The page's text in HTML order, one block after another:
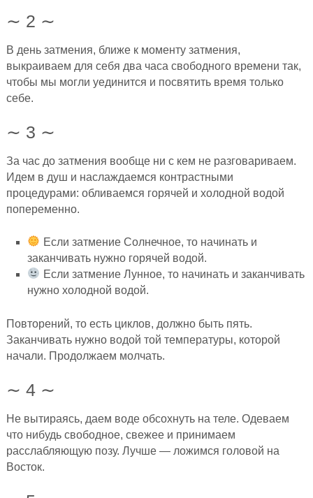
∼ 2 ∼
В день затмения, ближе к моменту затмения,
выкраиваем для себя два часа свободного времени так,
чтобы мы могли уединится и посвятить время только
себе.
∼ 3 ∼
За час до затмения вообще ни с кем не разговариваем.
Идем в душ и наслаждаемся контрастными
процедурами: обливаемся горячей и холодной водой
попеременно.
Если затмение Солнечное, то начинать и
заканчивать нужно горячей водой.
Если затмение Лунное, то начинать и заканчивать
нужно холодной водой.
Повторений, то есть циклов, должно быть пять.
Заканчивать нужно водой той температуры, которой
начали. Продолжаем молчать.
∼ 4 ∼
Не вытираясь, даем воде обсохнуть на теле. Одеваем
что нибудь свободное, свежее и принимаем
расслабляющую позу. Лучше — ложимся головой на
Восток.